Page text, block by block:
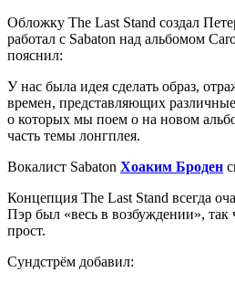
Обложку The Last Stand создал
работал с Sabaton над альбомом
пояснил:
У нас была идея сделать образ,
времен, представляющих
о которых мы поем о на новом
часть темы лонгплея.
Вокалист Sabaton Хоаким Броден
Концепция The Last Stand всегда
Пэр был «весь в возбуждении»,
прост.
Сундстрём добавил: